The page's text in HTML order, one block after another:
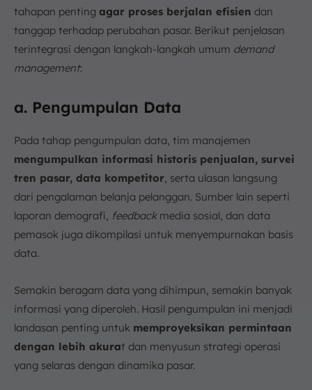
tahapan penting agar proses berjalan efisien dan
tanggap terhadap perubahan pasar. Berikut penjelasan
terintegrasi dengan langkah-langkah umum demand
management:
a. Pengumpulan Data
Pada tahap pengumpulan data, tim manajemen
mengumpulkan informasi historis penjualan, survei
tren pasar, data kompetitor , serta ulasan langsung
dari pengalaman belanja pelanggan. Sumber lain seperti
laporan demografi, feedbackmedia sosial, dan data
pemasok juga dikompilasi untuk menyempurnakan basis
data.
Semakin beragam data yang dihimpun, semakin banyak
informasi yang diperoleh. Hasil pengumpulan ini menjadi
landasan penting untuk memproyeksikan permintaan
dengan lebih akurat dan menyusun strategi operasi
yang selaras dengan dinamika pasar.